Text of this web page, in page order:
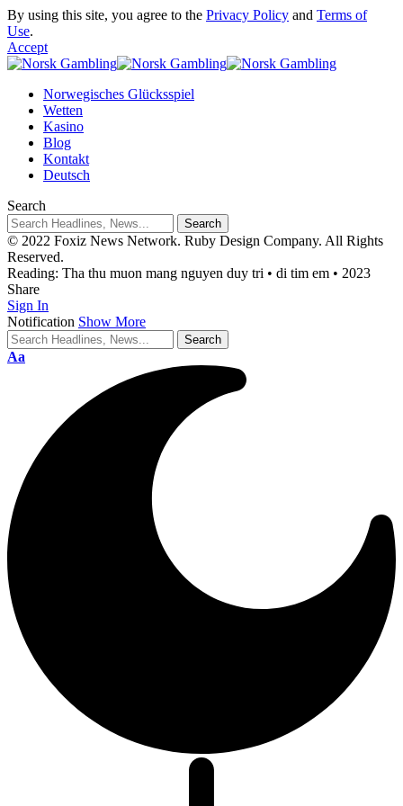
By using this site, you agree to the Privacy Policy and Terms of
Use.
Accept
Norwegisches Glücksspiel
Wetten
Kasino
Blog
Kontakt
Deutsch
Search
© 2022 Foxiz News Network. Ruby Design Company. All Rights
Reserved.
Reading: Tha thu muon mang nguyen duy tri • di tim em • 2023
Share
Sign In
Notification Show More
Aa